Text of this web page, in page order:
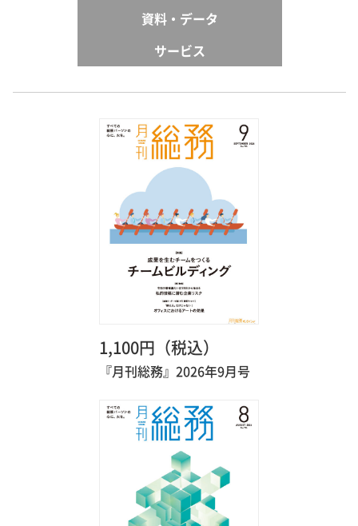
資料・データ
サービス
1,100円（税込）
『月刊総務』2026年9月号